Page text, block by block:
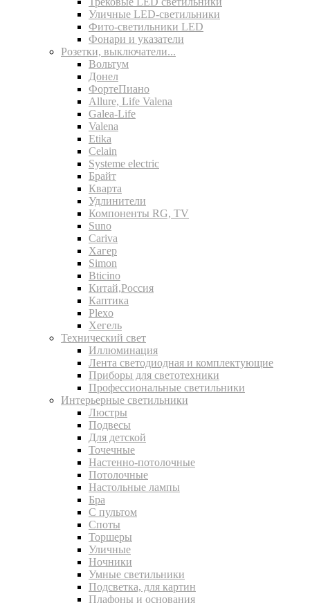
Уличные LED-светильники
Фито-светильники LED
Фонари и указатели
Розетки, выключатели...
Вольтум
Донел
ФортеПиано
Allure, Life Valena
Galea-Life
Valena
Etika
Celain
Systeme electric
Брайт
Кварта
Удлинители
Компоненты RG, TV
Suno
Cariva
Хагер
Simon
Bticino
Китай,Россия
Каптика
Plexo
Хегель
Технический свет
Иллюминация
Лента светодиодная и комплектующие
Приборы для светотехники
Профессиональные светильники
Интерьерные светильники
Люстры
Подвесы
Для детской
Точечные
Настенно-потолочные
Потолочные
Настольные лампы
Бра
С пультом
Споты
Торшеры
Уличные
Ночники
Умные светильники
Подсветка, для картин
Плафоны и основания